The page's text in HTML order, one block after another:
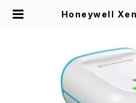
Honeywell